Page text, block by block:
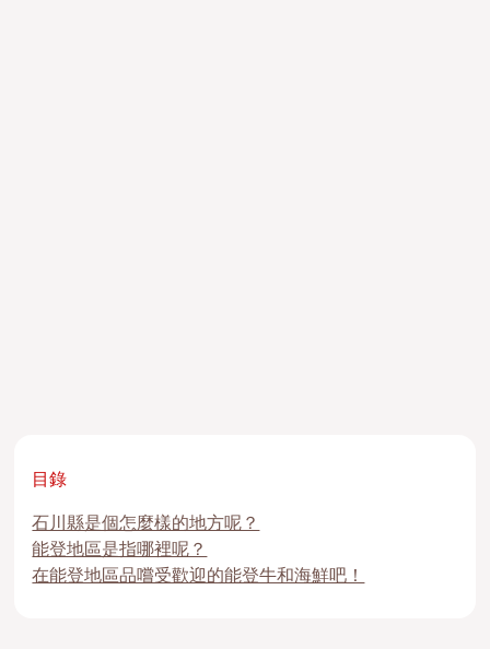
目錄
石川縣是個怎麼樣的地方呢？
能登地區是指哪裡呢？
在能登地區品嚐受歡迎的能登牛和海鮮吧！